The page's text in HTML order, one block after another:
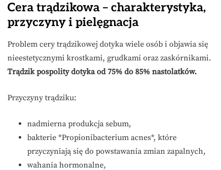
Cera trądzikowa – charakterystyka,
przyczyny i pielęgnacja
Problem cery trądzikowej dotyka wiele osób i objawia się
nieestetycznymi krostkami, grudkami oraz zaskórnikami.
Trądzik pospolity dotyka od 75% do 85% nastolatków.
Przyczyny trądziku:
nadmierna produkcja sebum,
bakterie *Propionibacterium acnes*, które
przyczyniają się do powstawania zmian zapalnych,
wahania hormonalne,